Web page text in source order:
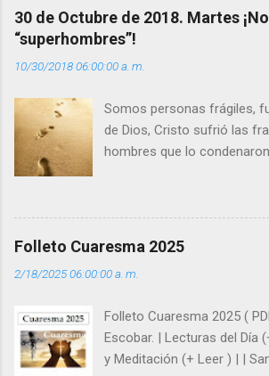
r
i
o
s
30 de Octubre de 2018. Martes
“superhombres”!
10/30/2018 06:00:00 a. m.
Somos personas frágiles,
de Dios, Cristo sufrió las
hombres que lo
enseña Jesucristo? Que,
huellas, sin ser
afrontar las adversidades
siempre está pendiente de
y protegidos por nosotros.
árbol sin frutos, pero tú me
que al menos mis ramas y
Folleto Cuaresma 2025
2/18/2025 06:00:00 a. m.
Folleto Cuaresma 2025 (
Escobar. | Lecturas del Día
y Meditación (+ Leer ) | |